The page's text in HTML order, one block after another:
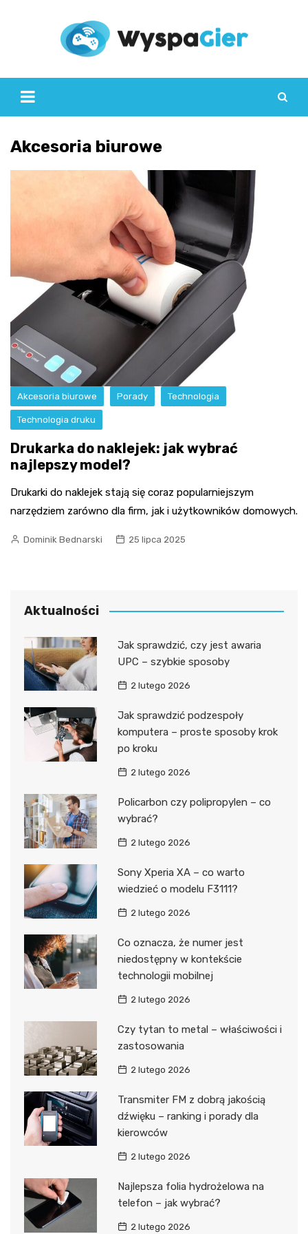
Akcesoria biurowe
Akcesoria biurowe Porady Technologia
Technologia druku
Drukarka do naklejek: jak wybrać
najlepszy model?
Drukarki do naklejek stają się coraz popularniejszym
narzędziem zarówno dla firm, jak i użytkowników domowych.
Dominik Bednarski 25 lipca 2025
Aktualności
Jak sprawdzić, czy jest awaria
UPC – szybkie sposoby
2 lutego 2026
Jak sprawdzić podzespoły
komputera – proste sposoby krok
po kroku
2 lutego 2026
Policarbon czy polipropylen – co
wybrać?
2 lutego 2026
Sony Xperia XA – co warto
wiedzieć o modelu F3111?
2 lutego 2026
Co oznacza, że numer jest
niedostępny w kontekście
technologii mobilnej
2 lutego 2026
Czy tytan to metal – właściwości i
zastosowania
2 lutego 2026
Transmiter FM z dobrą jakością
dźwięku – ranking i porady dla
kierowców
2 lutego 2026
Najlepsza folia hydrożelowa na
telefon – jak wybrać?
2 lutego 2026